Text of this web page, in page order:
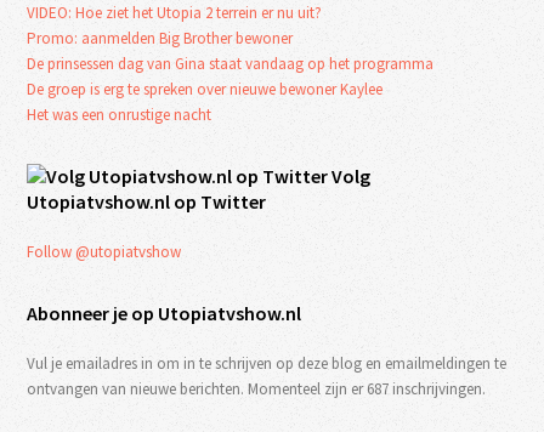
VIDEO: Hoe ziet het Utopia 2 terrein er nu uit?
Promo: aanmelden Big Brother bewoner
De prinsessen dag van Gina staat vandaag op het programma
De groep is erg te spreken over nieuwe bewoner Kaylee
Het was een onrustige nacht
Volg
Utopiatvshow.nl op Twitter
Follow @utopiatvshow
Abonneer je op Utopiatvshow.nl
Vul je emailadres in om in te schrijven op deze blog en emailmeldingen te
ontvangen van nieuwe berichten. Momenteel zijn er 687 inschrijvingen.